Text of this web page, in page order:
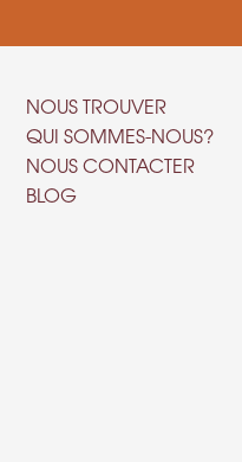
NOUS TROUVER
QUI SOMMES-NOUS?
NOUS CONTACTER
BLOG